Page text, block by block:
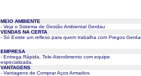
MEIO AMBIENTE
- Veja o Sistema de Gestão Ambiental Gerdau
VENDAS NA CERTA
- Só Existe um reflexo para quem trabalha com Pregos
EMPRESA
- Entrega Rápida, Tele-Atendimento com equipe
especializada.
VANTAGENS
- Vantagens de Comprar Aços Armados.